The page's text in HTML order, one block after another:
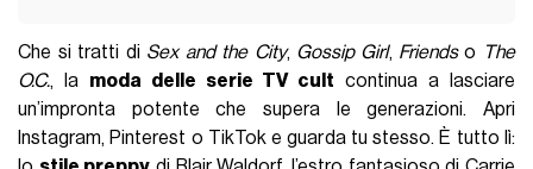
Che si tratti di Sex and the City, Gossip Girl, Friendso
The
O.C., la moda delle serie TV cult continua a lasciare
un’impronta potente che supera le generazioni. Apri
Instagram, Pinterest o TikTok e guarda tu stesso. È tutto lì: